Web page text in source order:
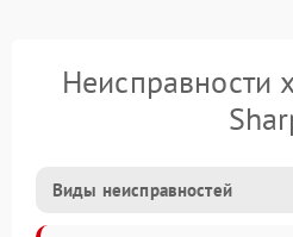
Неисправности
Виды неисправностей